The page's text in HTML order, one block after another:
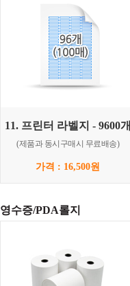
11. 프린터 라벨지 - 9600개
(제품과 동시구매시 무료배송)
가격 : 16,500원
영수증/PDA롤지